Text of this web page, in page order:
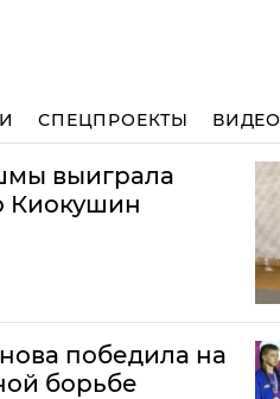
СПЕЦПРОЕКТЫ ВИДЕО
выиграла
Киокушин
победила на
борьбе